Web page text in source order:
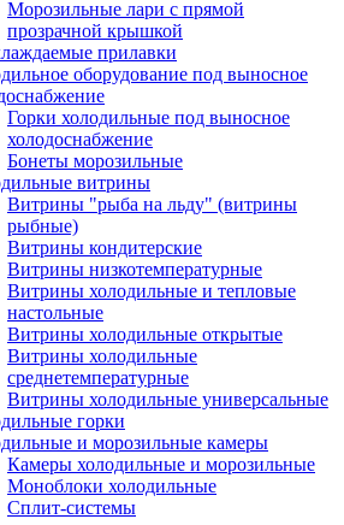
Морозильные лари с прямой
прозрачной крышкой
прилавки
оборудование под выносное
Горки холодильные под выносное
холодоснабжение
Бонеты морозильные
витрины
Витрины "рыба на льду" (витрины
рыбные)
Витрины кондитерские
Витрины низкотемпературные
Витрины холодильные и тепловые
настольные
Витрины холодильные открытые
Витрины холодильные
среднетемпературные
Витрины холодильные универсальные
горки
и морозильные камеры
Камеры холодильные и морозильные
Моноблоки холодильные
Сплит-системы